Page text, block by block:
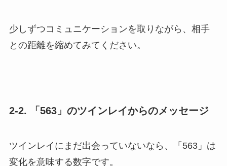
少しずつコミュニケーションを取りながら、相手
との距離を縮めてみてください。
2-2. 「563」のツインレイからのメッセージ
ツインレイにまだ出会っていないなら、「563」は
変化を意味する数字です。